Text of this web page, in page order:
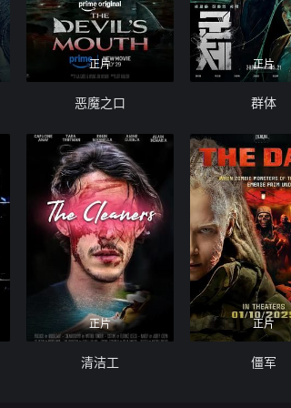
正片
恶魔之口
正片
群体
正片
清洁工
正片
僵军